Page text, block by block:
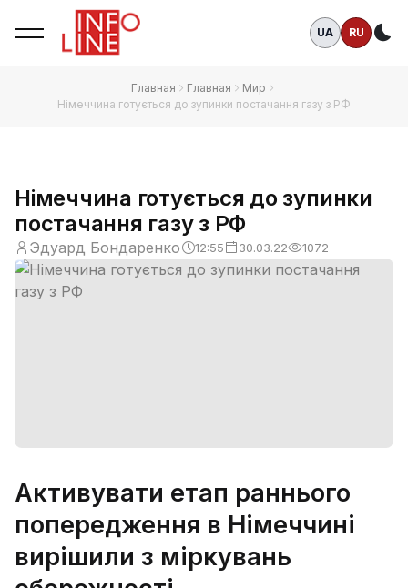
UA RU
Главная Главная
Мир
Німеччина готується до зупинки постачання газу з РФ
Німеччина готується до зупинки
постачання газу з РФ
Эдуард Бондаренко 12:55 30.03.22 1072
Активувати етап раннього
попередження в Німеччині
вирішили з міркувань